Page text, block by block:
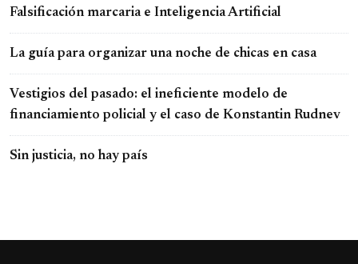
Falsificación marcaria e Inteligencia Artificial
La guía para organizar una noche de chicas en casa
Vestigios del pasado: el ineficiente modelo de
financiamiento policial y el caso de Konstantin Rudnev
Sin justicia, no hay país